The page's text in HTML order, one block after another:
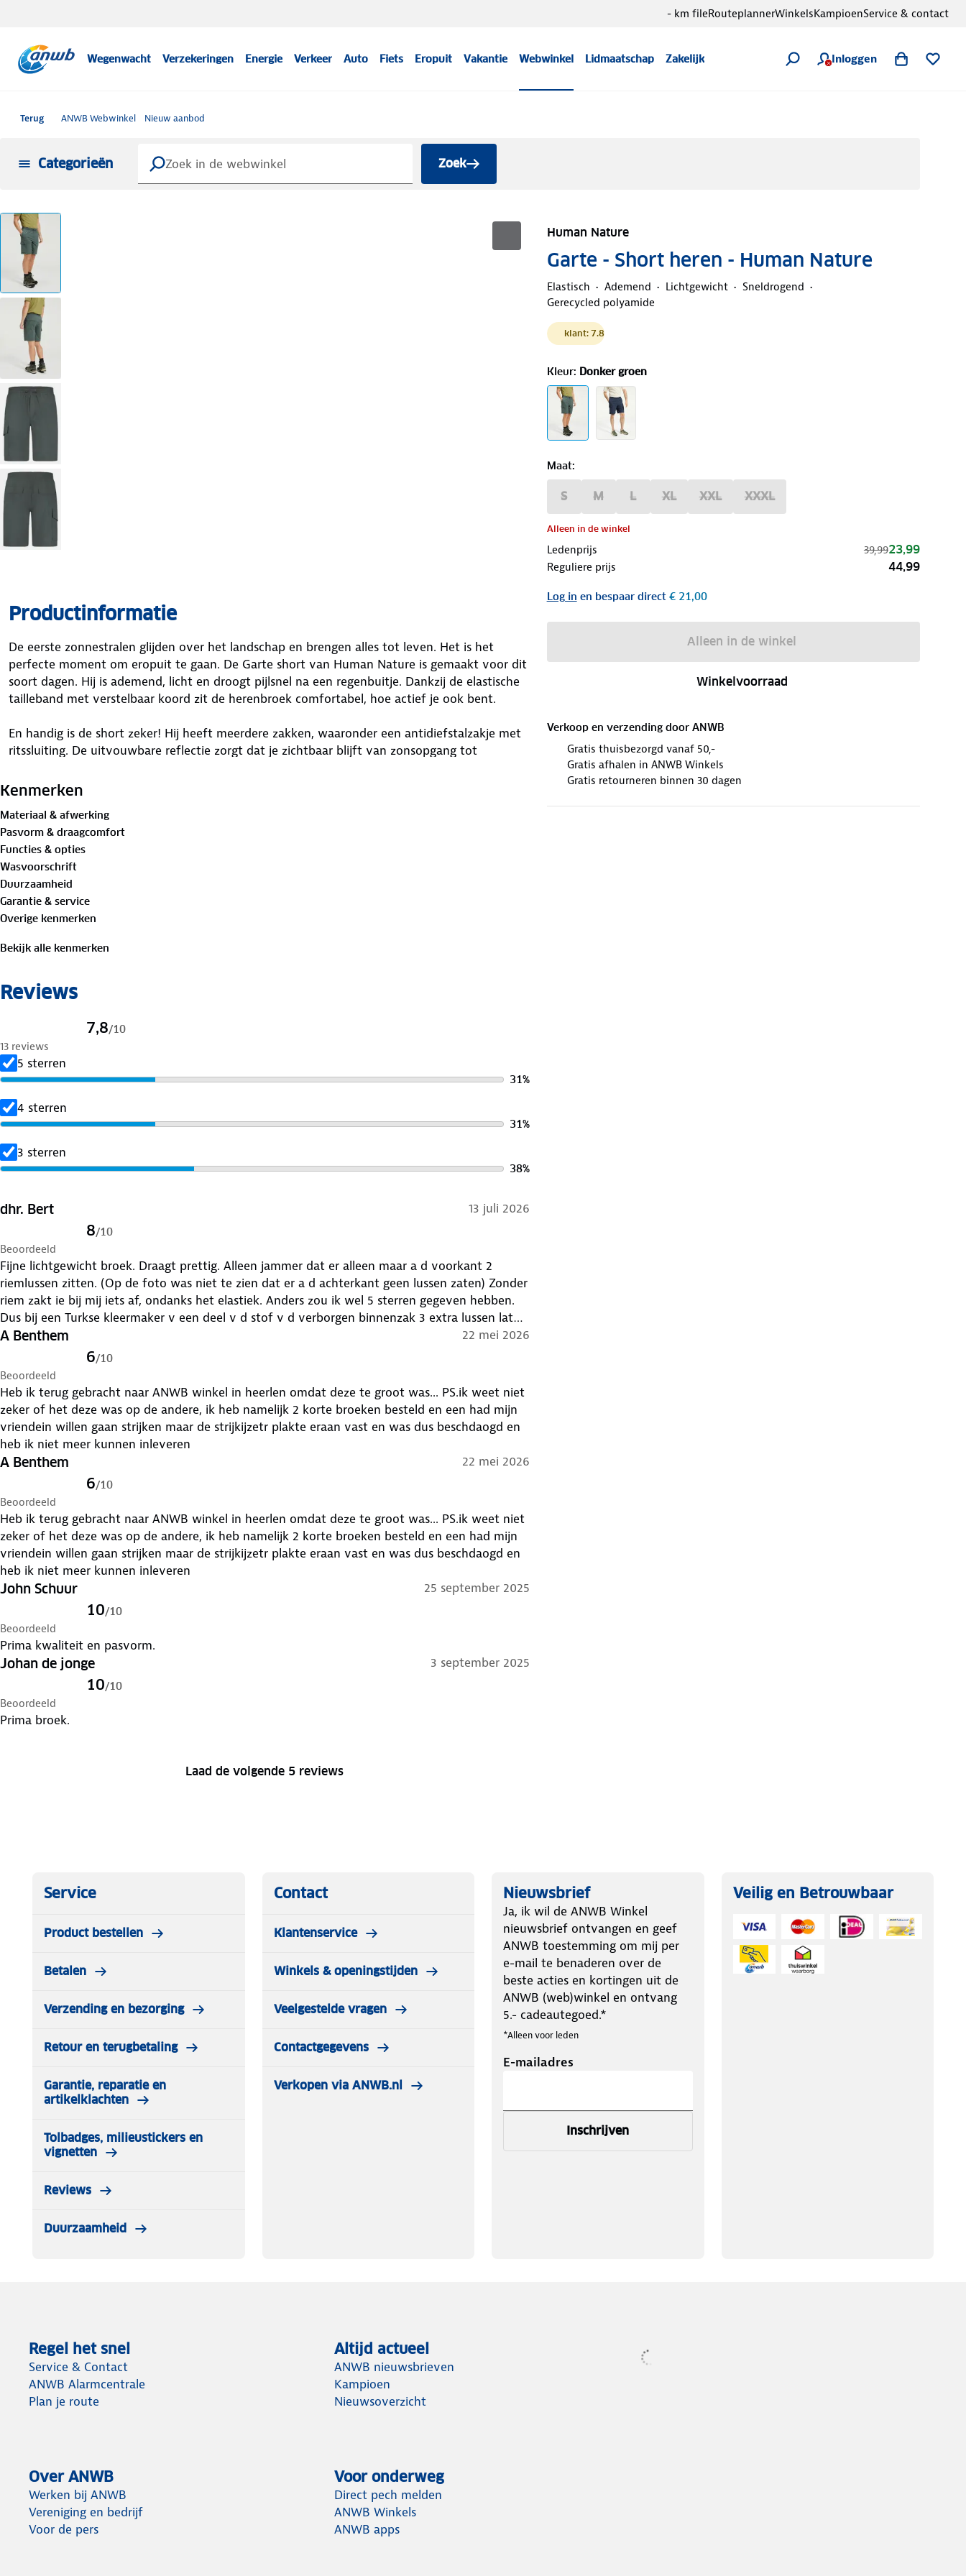
Wegenwacht Verzekeringen Energie Verkeer Auto Fiets Eropuit Vakantie Webwinkel Lidmaatschap Zakelijk Inloggen
- km fileRouteplannerWinkelsKampioenService & contact
Terug ANWB Webwinkel Nieuw aanbod
Categorieën Zoek
Human Nature
Garte - Short heren - Human Nature
Elastisch Ademend Lichtgewicht
Sneldrogend
Gerecycled polyamide
klant: 7.8
Kleur: Donker groen
Maat:
S M L XL XXL XXXL
Alleen in de winkel
Ledenprijs 39,9923,99
Reguliere prijs 44,99
Log in en bespaar direct€ 21,00
Alleen in de winkel
Winkelvoorraad
Verkoop en verzending door ANWB
Gratis thuisbezorgd vanaf 50,-
Gratis afhalen in ANWB Winkels
Gratis retourneren binnen 30 dagen
Productinformatie
De eerste zonnestralen glijden over het landschap en brengen alles tot leven. Het is het
perfecte moment om eropuit te gaan. De Garte short van Human Nature is gemaakt voor dit
soort dagen. Hij is ademend, licht en droogt pijlsnel na een regenbuitje. Dankzij de elastische
tailleband met verstelbaar koord zit de herenbroek comfortabel, hoe actief je ook bent.
En handig is de short zeker! Hij heeft meerdere zakken, waaronder een antidiefstalzakje met
ritssluiting. De uitvouwbare reflectie zorgt dat je zichtbaar blijft van zonsopgang tot
outdoorbeleving past. Buitenpret is verzekerd met de Garte short van Human Nature!
Bewust onderweg met hergebruikt materiaal:
Buitenstof: 93% gerecycled polyamide, 7% elastaan
Voering: 100%
Is je kleding aan vervanging toe? Lever het in bij onze winkels. Wij geven er een nieuwe
bestemming aan.
Kenmerken
Materiaal & afwerking
Pasvorm & draagcomfort
Functies & opties
Wasvoorschrift
Duurzaamheid
Garantie & service
Overige kenmerken
Bekijk alle kenmerken
Reviews
7,8/10
13 reviews
5 sterren
31%
4 sterren
31%
3 sterren
38%
dhr. Bert 13 juli 2026
8/10
Beoordeeld
Fijne lichtgewicht broek. Draagt prettig. Alleen jammer dat er alleen maar a d voorkant 2
riemlussen zitten. (Op de foto was niet te zien dat er a d achterkant geen lussen zaten) Zonder
riem zakt ie bij mij iets af, ondanks het elastiek. Anders zou ik wel 5 sterren gegeven hebben.
Dus bij een Turkse kleermaker v een deel v d stof v d verborgen binnenzak 3 extra lussen laten
maken.
A Benthem 22 mei 2026
6/10
Beoordeeld
Heb ik terug gebracht naar ANWB winkel in heerlen omdat deze te groot was... PS.ik weet niet
zeker of het deze was op de andere, ik heb namelijk 2 korte broeken besteld en een had mijn
vriendein willen gaan strijken maar de strijkijzetr plakte eraan vast en was dus beschdaogd en
heb ik niet meer kunnen inleveren
A Benthem 22 mei 2026
6/10
Beoordeeld
Heb ik terug gebracht naar ANWB winkel in heerlen omdat deze te groot was... PS.ik weet niet
zeker of het deze was op de andere, ik heb namelijk 2 korte broeken besteld en een had mijn
vriendein willen gaan strijken maar de strijkijzetr plakte eraan vast en was dus beschdaogd en
heb ik niet meer kunnen inleveren
John Schuur 25 september 2025
10/10
Beoordeeld
Prima kwaliteit en pasvorm.
Johan de jonge 3 september 2025
10/10
Beoordeeld
Prima broek.
Laad de volgende 5 reviews
Service
Product bestellen
Betalen
Verzending en bezorging
Retour en terugbetaling
Garantie, reparatie en
artikelklachten
Tolbadges, milieustickers en
vignetten
Reviews
Duurzaamheid
Contact
Klantenservice
Winkels & openingstijden
Veelgestelde vragen
Contactgegevens
Verkopen via ANWB.nl
Nieuwsbrief
Ja, ik wil de ANWB Winkel
nieuwsbrief ontvangen en geef
ANWB toestemming om mij per
e-mail te benaderen over de
beste acties en kortingen uit de
ANWB (web)winkel en ontvang
5.- cadeautegoed.*
*Alleen voor leden
E-mailadres
Inschrijven
Veilig en Betrouwbaar
Regel het snel
Service & Contact
ANWB Alarmcentrale
Plan je route
Altijd actueel
ANWB nieuwsbrieven
Kampioen
Nieuwsoverzicht
Over ANWB
Werken bij ANWB
Vereniging en bedrijf
Voor de pers
Voor onderweg
Direct pech melden
ANWB Winkels
ANWB apps